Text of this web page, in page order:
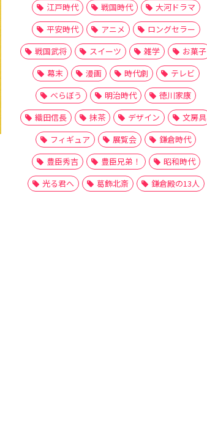
江戸時代 戦国時代
大河ドラマ
平安時代
アニメ
ロングセラー
戦国武将
スイーツ 雑学
お菓子
幕末
漫画 時代劇
テレビ
べらぼう
明治時代
徳川家康
織田信長
抹茶 デザイン
文房具
フィギュア
展覧会
鎌倉時代
豊臣秀吉
豊臣兄弟！
昭和時代
光る君へ
葛飾北斎 鎌倉殿の13人